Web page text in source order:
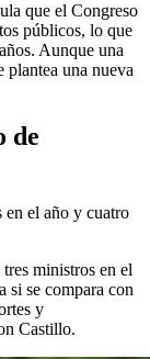
que el Congreso
públicos, lo que
Aunque una
plantea una nueva
de
en el año y cuatro
ministros en el
si se compara con
y
Castillo.